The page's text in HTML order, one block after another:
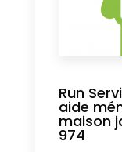
Run
aide
maison
974